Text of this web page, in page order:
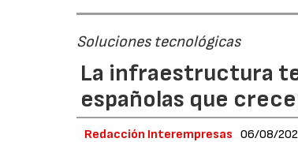
Soluciones tecnológicas
La infraestructura
españolas que
Redacción Interempresas 06/08/